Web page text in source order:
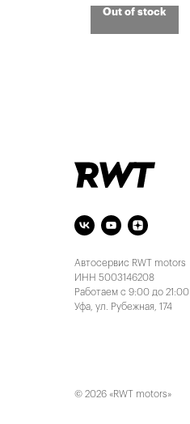
Out of stock
Автосервис RWT motors
ИНН 5003146208
Работаем с 9:00 до 21:00
Уфа, ул. Рубежная, 174
© 2026 «RWT motors»